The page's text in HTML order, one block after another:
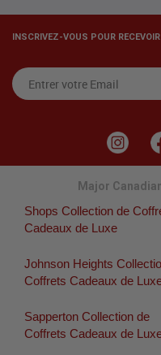
INSCRIVEZ-VOUS POUR
Major
Shops Collection de
Cadeaux de Luxe
Johnson Heights
Coffrets Cadeaux de
Sapperton Collection de
Coffrets Cadeaux de